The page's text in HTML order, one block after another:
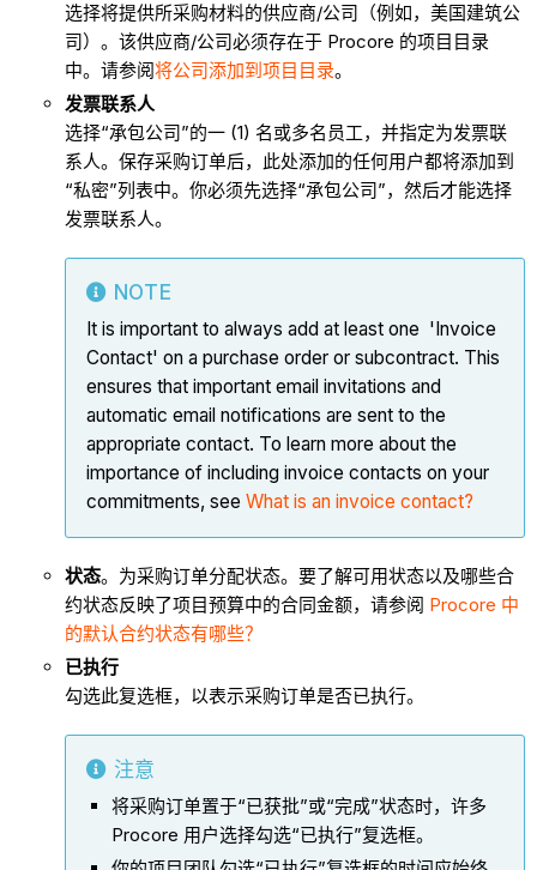
选择将提供所采购材料的供应商/公司（例如，美国建筑公
司）。该供应商/公司必须存在于 Procore 的项目目录
中。请参阅将公司添加到项目目录。
发票联系人
选择“承包公司”的一 (1) 名或多名员工，并指定为发票联
系人。保存采购订单后，此处添加的任何用户都将添加到
“私密”列表中。你必须先选择“承包公司”，然后才能选择
发票联系人。
NOTE
It is important to always add at least one 'Invoice
Contact' on a purchase order or subcontract. This
ensures that important email invitations and
automatic email notifications are sent to the
appropriate contact. To learn more about the
importance of including invoice contacts on your
commitments, see What is an invoice contact?
状态。为采购订单分配状态。要了解可用状态以及哪些合
约状态反映了项目预算中的合同金额，请参阅 Procore 中
的默认合约状态有哪些？
已执行
勾选此复选框，以表示采购订单是否已执行。
注意
将采购订单置于“已获批”或“完成”状态时，许多
Procore 用户选择勾选“已执行”复选框。